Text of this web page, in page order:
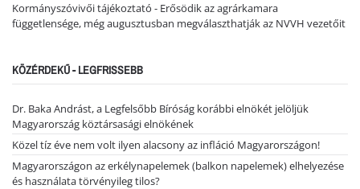
Kormányszóvivői tájékoztató - Erősödik az agrárkamara
függetlensége, még augusztusban megválaszthatják az NVVH vezetőit
KÖZÉRDEKŰ - LEGFRISSEBB
Dr. Baka Andrást, a Legfelsőbb Bíróság korábbi elnökét jelöljük
Magyarország köztársasági elnökének
Közel tíz éve nem volt ilyen alacsony az infláció Magyarországon!
Magyarországon az erkélynapelemek (balkon napelemek) elhelyezése
és használata törvényileg tilos?